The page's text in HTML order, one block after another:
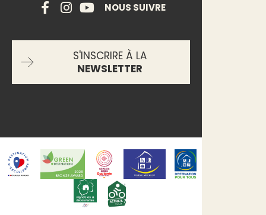
NOUS SUIVRE
S'INSCRIRE À LA
NEWSLETTER